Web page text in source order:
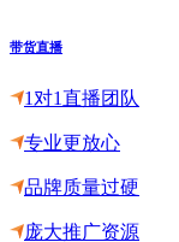
带货直播
1对1直播团队
专业更放心
品牌质量过硬
庞大推广资源